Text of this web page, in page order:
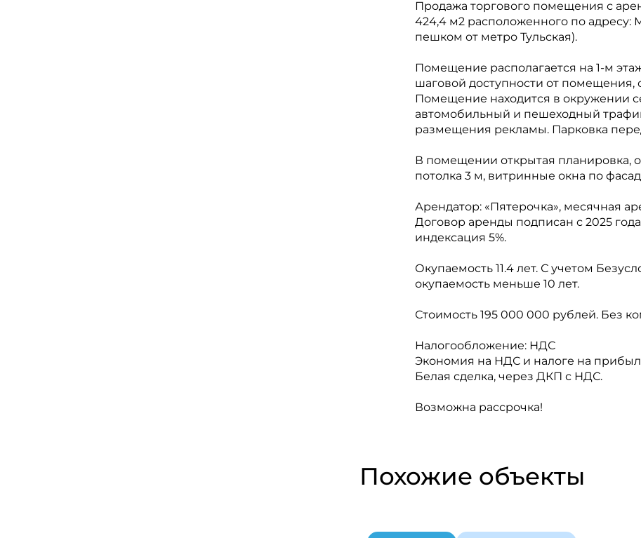
Продажа торгового помещения с
424,4 м2 расположенного по адресу:
пешком от метро Тульская).
Помещение располагается на 1-м
шаговой доступности от помещения,
Помещение находится в окружении
автомобильный и пешеходный
размещения рекламы. Парковка
В помещении открытая планировка,
потолка 3 м, витринные окна по
Арендатор: «Пятерочка», месячная
Договор аренды подписан с 2025
индексация 5%.
Окупаемость 11.4 лет. С учетом
окупаемость меньше 10 лет.
Стоимость 195 000 000 рублей. Без
Налогообложение: НДС
Экономия на НДС и налоге на
Белая сделка, через ДКП с НДС.
Возможна рассрочка!
Похожие объекты